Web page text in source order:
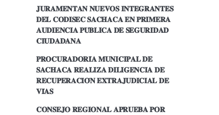
𝐉𝐔𝐑𝐀𝐌𝐄𝐍𝐓𝐀𝐍 𝐍𝐔𝐄𝐕𝐎𝐒 𝐈𝐍𝐓𝐄𝐆𝐑𝐀𝐍𝐓𝐄𝐒
𝐃𝐄𝐋 𝐂𝐎𝐃𝐈𝐒𝐄𝐂 𝐒𝐀𝐂𝐇𝐀𝐂𝐀 𝐄𝐍 𝐏𝐑𝐈𝐌𝐄𝐑𝐀
𝐀𝐔𝐃𝐈𝐄𝐍𝐂𝐈𝐀 𝐏𝐔́𝐁𝐋𝐈𝐂𝐀 𝐃𝐄 𝐒𝐄𝐆𝐔𝐑𝐈𝐃𝐀𝐃
𝐂𝐈𝐔𝐃𝐀𝐃𝐀𝐍𝐀
𝐏𝐑𝐎𝐂𝐔𝐑𝐀𝐃𝐎𝐑𝐈́𝐀 𝐌𝐔𝐍𝐈𝐂𝐈𝐏𝐀𝐋 𝐃𝐄
𝐒𝐀𝐂𝐇𝐀𝐂𝐀 𝐑𝐄𝐀𝐋𝐈𝐙𝐀 𝐃𝐈𝐋𝐈𝐆𝐄𝐍𝐂𝐈𝐀 𝐃𝐄
𝐑𝐄𝐂𝐔𝐏𝐄𝐑𝐀𝐂𝐈𝐎́𝐍 𝐄𝐗𝐓𝐑𝐀𝐉𝐔𝐃𝐈𝐂𝐈𝐀𝐋 𝐃𝐄
𝐕𝐈́𝐀𝐒
𝐂𝐎𝐍𝐒𝐄𝐉𝐎 𝐑𝐄𝐆𝐈𝐎𝐍𝐀𝐋 𝐀𝐏𝐑𝐔𝐄𝐁𝐀 𝐏𝐎𝐑